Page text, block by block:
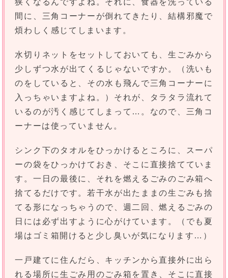
狭くなるんですよね。それに、食器を洗っている
間に、三角コーナーが倒れてきたり、結構邪魔で
煩わしく感じてしまいます。
水切りネットをセットしておいても、生ごみから
少しずつ水が出てくるじゃないですか。（洗いも
のをしていると、その水も飛んで三角コーナーに
入っちゃいますよね。）それが、タラタラ流れて
いるのが汚く感じてしまって…。なので、三角コ
ーナーは使っていません。
シンク下のタオルをひっかけるところに、スーパ
ーの袋をひっかけておき、そこに直接捨てていま
す。一日の最後に、それを燃えるごみのごみ箱へ
捨てるだけです。若干水が出たままの生ごみも捨
てる形になっちゃうので、週二回、燃えるごみの
日には必ず出すように心がけています。（でも夏
場はゴミ箱開けると少し臭いが気になります…）
一戸建てに住んだら、キッチンから直接外に出ら
れる場所に生ごみ用のごみ箱を置き、そこに直接